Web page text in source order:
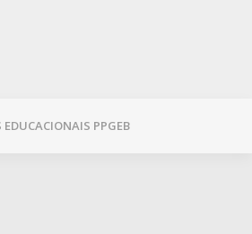
EDUCACIONAIS PPGEB